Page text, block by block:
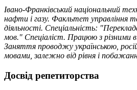
Івано-Франківський національний
нафти і газу. Факльтет управління
діяльності. Спеціальність:
мов." Спеціаліст. Працюю з різними
Заняття проводжу українською,
мовами, залежно від рівня і
Досвід репетиторства